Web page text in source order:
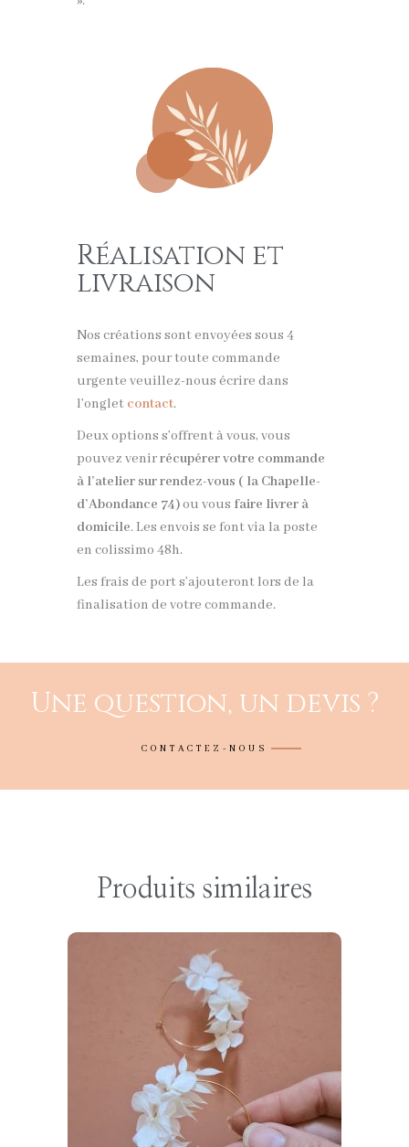
Réalisation et
livraison
Nos créations sont envoyées sous 4
semaines, pour toute commande
urgente veuillez-nous écrire dans
l’onglet contact.
Deux options s’offrent à vous, vous
pouvez venirrécupérer votre commande
à l’atelier sur rendez-vous ( la Chapelle-
d’Abondance 74)ou vous faire livrer à
domicile. Les envois se font via la poste
en colissimo 48h.
Les frais de port s’ajouteront lors de la
finalisation de votre commande.
Une question, un devis ?
CONTACTEZ-NOUS
Produits similaires
CHOISIR LES OPTIONS